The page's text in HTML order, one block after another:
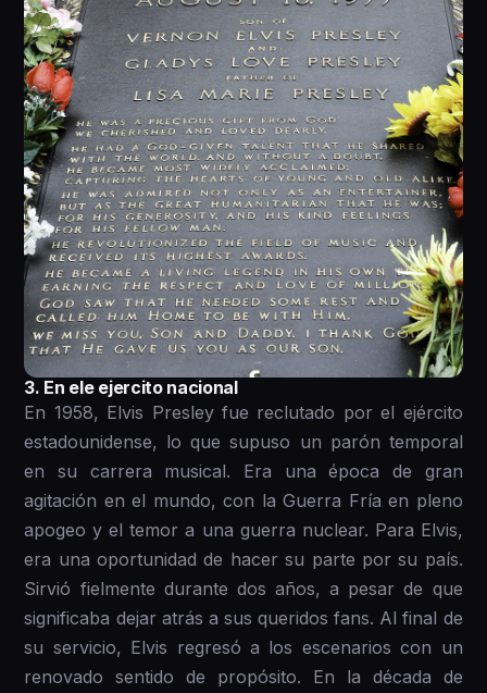
3. En ele ejercito nacional
En 1958, Elvis Presley fue reclutado por el ejército
estadounidense, lo que supuso un parón temporal
en su carrera musical. Era una época de gran
agitación en el mundo, con la Guerra Fría en pleno
apogeo y el temor a una guerra nuclear. Para Elvis,
era una oportunidad de hacer su parte por su país.
Sirvió fielmente durante dos años, a pesar de que
significaba dejar atrás a sus queridos fans. Al final de
su servicio, Elvis regresó a los escenarios con un
renovado sentido de propósito. En la década de